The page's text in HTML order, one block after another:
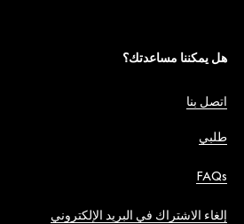
هل يمكننا مساعدتك؟
اتصل بنا
طلبي
FAQs
إلغاء الاشتراك في البريد الإلكتروني